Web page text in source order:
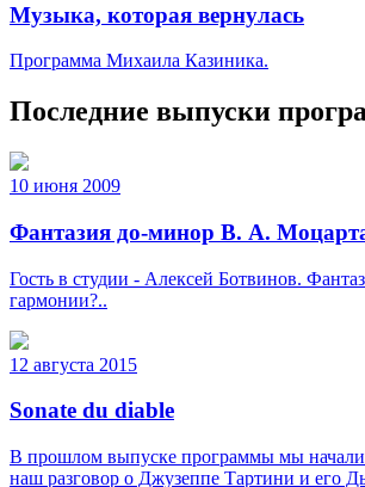
Музыка, которая вернулась
Программа Михаила Казиника.
Последние выпуски
10 июня 2009
Фантазия до-минор В. А.
Гость в студии - Алексей Ботвинов.
гармонии?..
12 августа 2015
Sonate du diable
В прошлом выпуске программы мы начали
наш разговор о Джузеппе Тартини и его